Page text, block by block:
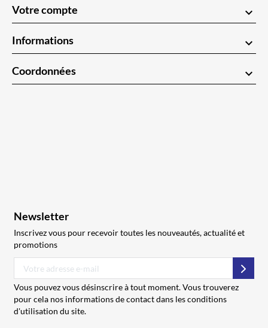
Votre compte keyboard_arrow_down
Informations keyboard_arrow_down
Coordonnées keyboard_arrow_down
Newsletter
Inscrivez vous pour recevoir toutes les nouveautés, actualité et
promotions
Vous pouvez vous désinscrire à tout moment. Vous trouverez
pour cela nos informations de contact dans les conditions
d'utilisation du site.